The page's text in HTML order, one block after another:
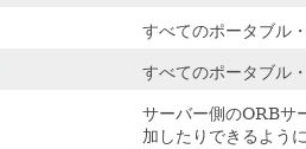
すべてのポータブル
すべてのポータブル
サーバー側のORBサ
加したりできるよう